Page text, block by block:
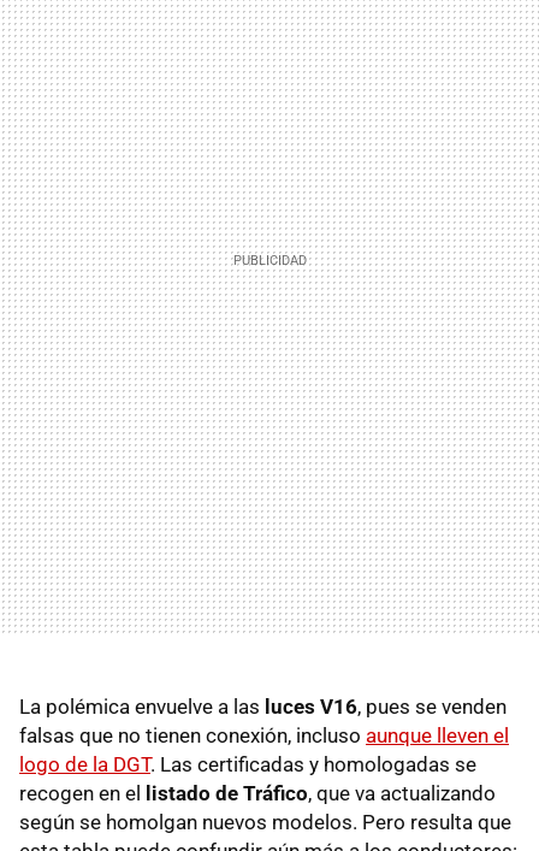
La polémica envuelve a las luces V16, pues se venden
falsas que no tienen conexión, incluso aunque lleven el
logo de la DGT. Las certificadas y homologadas se
recogen en el
listado de Tráfico, que va actualizando
según se homolgan nuevos modelos. Pero resulta que